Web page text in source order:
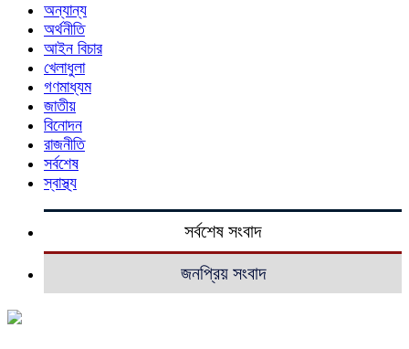
অন্যান্য
অর্থনীতি
আইন বিচার
খেলাধুলা
গণমাধ্যম
জাতীয়
বিনোদন
রাজনীতি
সর্বশেষ
স্বাস্থ্য
সর্বশেষ সংবাদ
জনপ্রিয় সংবাদ